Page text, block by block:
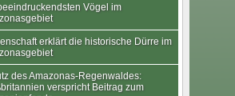
Vögel im
erklärt die historische Dürre im
des Amazonas-Regenwaldes:
verspricht Beitrag zum